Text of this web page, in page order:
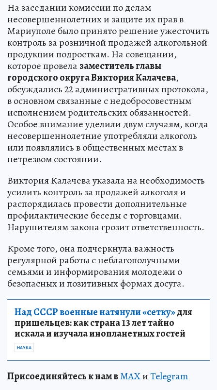
На заседании комиссии по делам
несовершеннолетних и защите их прав в
Мариуполе было принято решение ужесточить
контроль за розничной продажей алкогольной
продукции подросткам. На совещании,
которое провелазаместитель главы
городского округа Виктория Калачева,
обсуждались 22 административных протокола,
в основном связанные с недобросовестным
исполнением родительских обязанностей.
Особое внимание уделили двум случаям, когда
несовершеннолетние употребляли алкоголь
или появлялись в общественных местах в
нетрезвом состоянии.
Виктория Калачева указала на необходимость
усилить контроль за продажей алкоголя и
распорядилась провести дополнительные
профилактические беседы с торговцами.
Нарушителям закона грозит ответственность.
Кроме того, она подчеркнула важность
регулярной работы с неблагополучными
семьями и информирования молодежи о
безопасных и позитивных формах досуга.
Над СССР военные натянули «сетку»для
пришельцев: как страна 13 лет тайно
искала и изучала инопланетных гостей
НАУКА
Присоединяйтесь к нам вMAXиTelegram